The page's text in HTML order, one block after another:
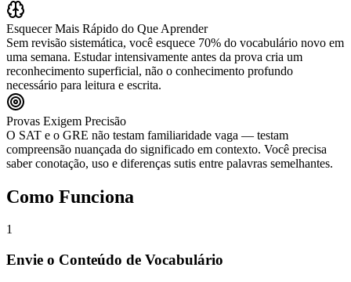
Esquecer Mais Rápido do Que Aprender
Sem revisão sistemática, você esquece 70% do vocabulário novo em
uma semana. Estudar intensivamente antes da prova cria um
reconhecimento superficial, não o conhecimento profundo
necessário para leitura e escrita.
Provas Exigem Precisão
O SAT e o GRE não testam familiaridade vaga — testam
compreensão nuançada do significado em contexto. Você precisa
saber conotação, uso e diferenças sutis entre palavras semelhantes.
Como Funciona
1
Envie o Conteúdo de Vocabulário